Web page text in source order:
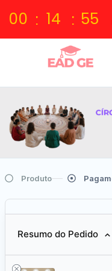
00 14 55
Produto
Resumo do Pedido